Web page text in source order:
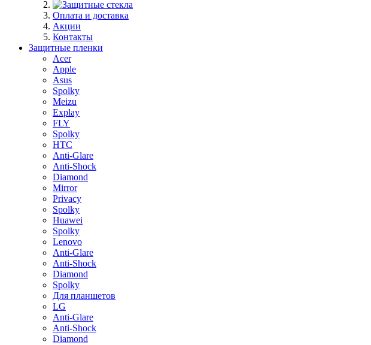
Оплата и доставка
Акции
Контакты
Защитные пленки
Acer
Apple
Asus
Spolky
Meizu
Explay
FLY
Spolky
HTC
Anti-Glare
Anti-Shock
Diamond
Mirror
Privacy
Spolky
Huawei
Spolky
Lenovo
Anti-Glare
Anti-Shock
Diamond
Spolky
Для планшетов
LG
Anti-Glare
Anti-Shock
Diamond